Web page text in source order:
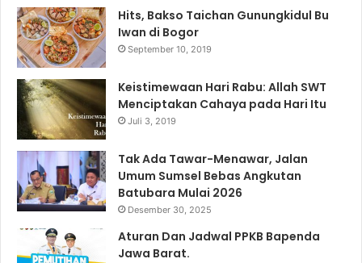
Hits, Bakso Taichan Gunungkidul Bu
Iwan di Bogor
September 10, 2019
Keistimewaan Hari Rabu: Allah SWT
Menciptakan Cahaya pada Hari Itu
Juli 3, 2019
Tak Ada Tawar-Menawar, Jalan
Umum Sumsel Bebas Angkutan
Batubara Mulai 2026
Desember 30, 2025
Aturan Dan Jadwal PPKB Bapenda
Jawa Barat.